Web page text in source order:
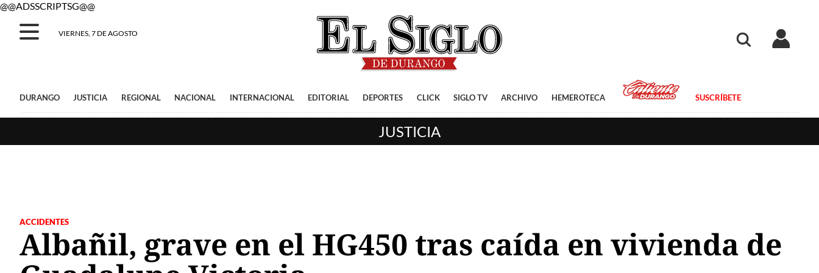
@@ADSSCRIPTSG@@
VIERNES, 7 DE AGOSTO
DURANGO JUSTICIA REGIONAL NACIONAL INTERNACIONAL EDITORIAL DEPORTES CLICK SIGLO TV ARCHIVO HEMEROTECA SUSCRÍBETE
JUSTICIA
ACCIDENTES
Albañil, grave en el HG450 tras caída en vivienda de